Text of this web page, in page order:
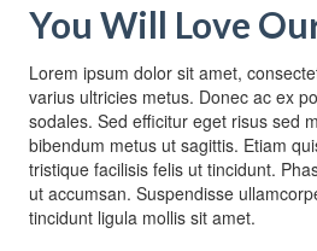
You Will Love
Lorem ipsum dolor sit amet,
varius ultricies metus. Donec ac ex
sodales. Sed efficitur eget risus sed
bibendum metus ut sagittis. Etiam
tristique facilisis felis ut tincidunt.
ut accumsan. Suspendisse
tincidunt ligula mollis sit amet.